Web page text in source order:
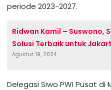
periode 2023-2027.
Ridwan Kamil – Suswono,
Solusi Terbaik untuk
Agustus 19, 2024
Delegasi Siwo PWI Pusat di